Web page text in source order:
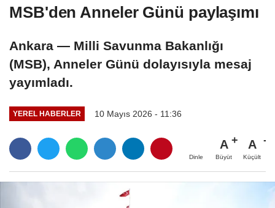
MSB'den Anneler Günü paylaşımı
Ankara — Milli Savunma Bakanlığı
(MSB), Anneler Günü dolayısıyla mesaj
yayımladı.
YEREL HABERLER 10 Mayıs 2026 - 11:36
Dinle
A
Büyüt
A
Küçült